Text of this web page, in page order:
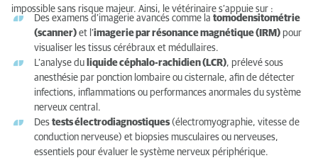
impossible sans risque majeur. Ainsi, le vétérinaire s’appuie sur :
Des examens d’imagerie avancés comme la tomodensitométrie
(scanner) et l’imagerie par résonance magnétique (IRM) pour
visualiser les tissus cérébraux et médullaires.
L’analyse du liquide céphalo-rachidien (LCR), prélevé sous
anesthésie par ponction lombaire ou cisternale, afin de détecter
infections, inflammations ou performances anormales du système
nerveux central.
Des tests électrodiagnostiques (électromyographie, vitesse de
conduction nerveuse) et biopsies musculaires ou nerveuses,
essentiels pour évaluer le système nerveux périphérique.